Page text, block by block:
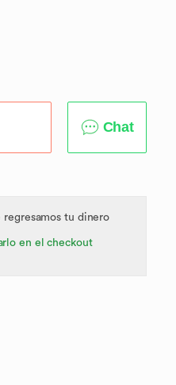
Chat
tu dinero
en el checkout